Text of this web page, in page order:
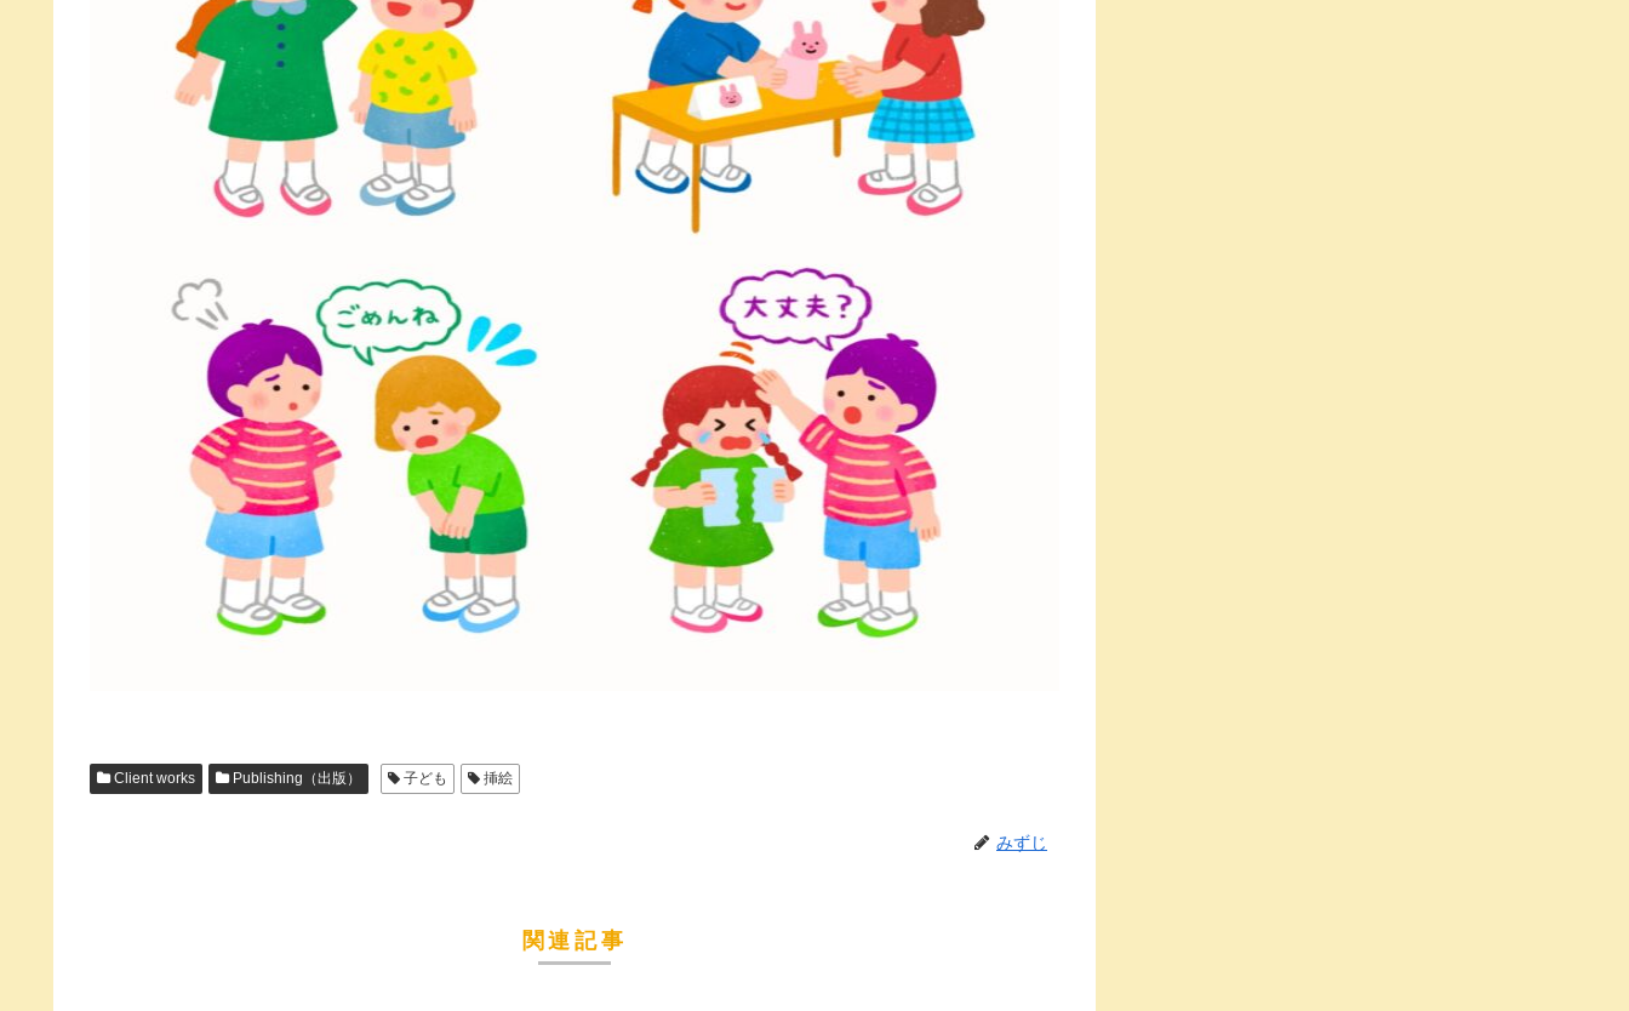
Client works Publishing（出版） 子ども 挿絵
みずじ
関連記事